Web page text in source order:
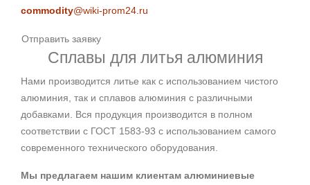
commodity@wiki-prom24.ru
Отправить заявку
Сплавы для литья алюминия
Нами производится литье как с использованием чистого
алюминия, так и сплавов алюминия с различными
добавками. Вся продукция производится в полном
соответствии с ГОСТ 1583-93 с использованием самого
современного технического оборудования.
Мы предлагаем нашим клиентам алюминиевые